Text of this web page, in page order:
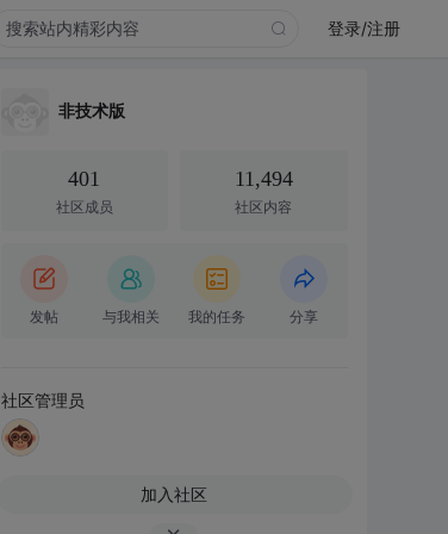
登录/注册
非技术版
401
社区成员
11,494
社区内容
发帖 与我相关 我的任务 分享
社区管理员
加入社区